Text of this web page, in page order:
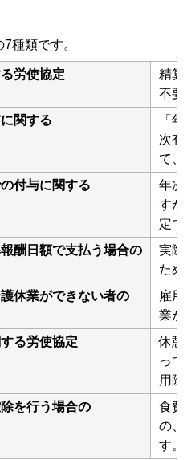
種類です。
労使協定
精
不
関する
「
次
て
付与に関する
年
す
定
酬日額で支払う場合の
実
た
休業ができない者の
雇
業
る労使協定
休
っ
用
を行う場合の
食
の
す。